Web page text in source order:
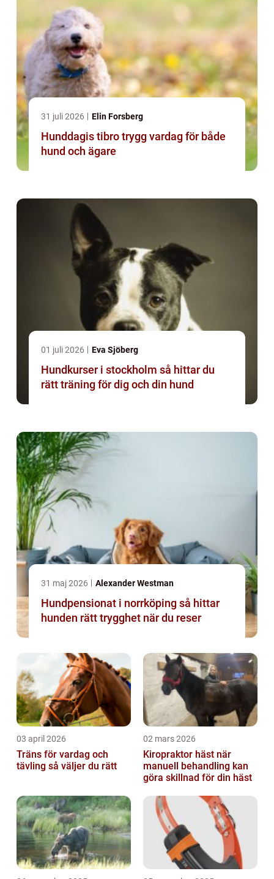
31 juli 2026 Elin Forsberg
Hunddagis tibro trygg vardag för både
hund och ägare
01 juli 2026 Eva Sjöberg
Hundkurser i stockholm så hittar du
rätt träning för dig och din hund
31 maj 2026 Alexander Westman
Hundpensionat i norrköping så hittar
hunden rätt trygghet när du reser
03 april 2026
Träns för vardag och
tävling så väljer du rätt
02 mars 2026
Kiropraktor häst när
manuell behandling kan
göra skillnad för din häst